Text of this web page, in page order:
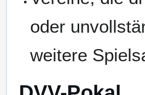
oder
weitere